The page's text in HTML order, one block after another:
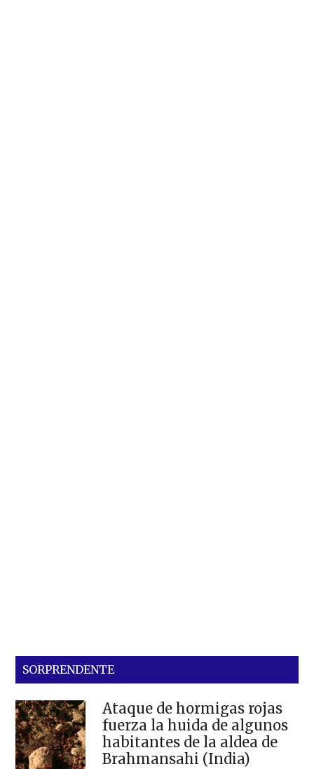
SORPRENDENTE
Ataque de hormigas rojas
fuerza la huida de algunos
habitantes de la aldea de
Brahmansahi (India)